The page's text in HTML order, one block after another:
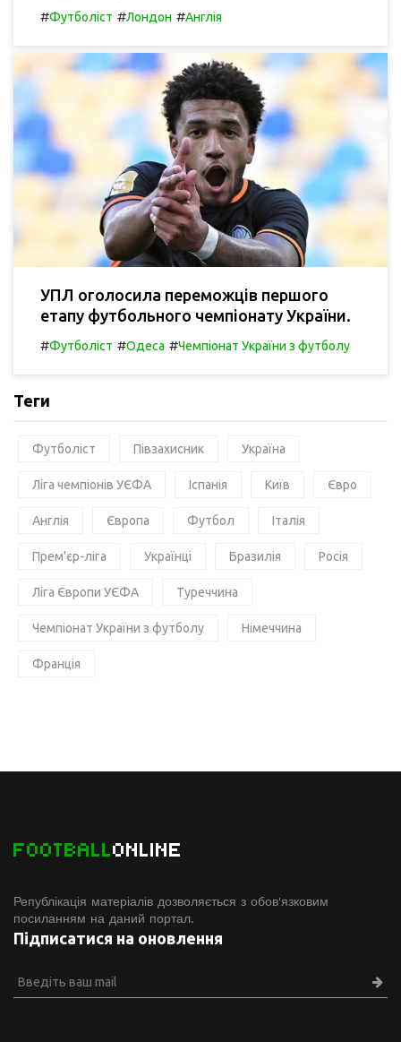
#Футболіст #Лондон #Англія
УПЛ оголосила переможців першого
етапу футбольного чемпіонату України.
#Футболіст #Одеса #Чемпіонат України з футболу
Теги
Футболіст Півзахисник Україна
Ліга чемпіонів УЄФА Іспанія Київ Євро
Англія Європа Футбол Італія
Прем'єр-ліга Українці Бразилія Росія
Ліга Європи УЄФА Туреччина
Чемпіонат України з футболу Німеччина
Франція
FOOTBALLONLINE
Републікація матеріалів дозволяється з обов'язковим
посиланням на даний портал.
Підписатися на оновлення